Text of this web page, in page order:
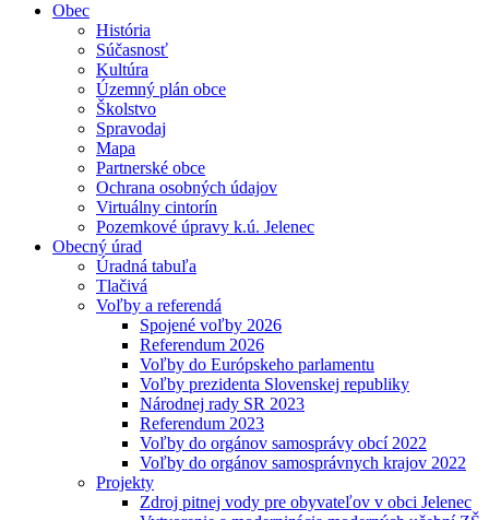
Obec
História
Súčasnosť
Kultúra
Územný plán obce
Školstvo
Spravodaj
Mapa
Partnerské obce
Ochrana osobných údajov
Virtuálny cintorín
Pozemkové úpravy k.ú. Jelenec
Obecný úrad
Úradná tabuľa
Tlačivá
Voľby a referendá
Spojené voľby 2026
Referendum 2026
Voľby do Európskeho parlamentu
Voľby prezidenta Slovenskej republiky
Národnej rady SR 2023
Referendum 2023
Voľby do orgánov samosprávy obcí 2022
Voľby do orgánov samosprávnych krajov 2022
Projekty
Zdroj pitnej vody pre obyvateľov v obci Jelenec